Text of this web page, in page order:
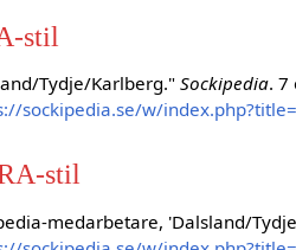
stil
Tydje/Karlberg."Sockipedia. 7
sockipedia.se/w/
stil
medarbetare, 'Dalsland/